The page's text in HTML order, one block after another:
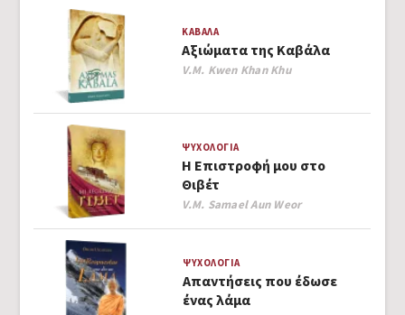
ΚΑΒΆΛΑ
Αξιώματα της Καβάλα
Author
V.M. Kwen Khan Khu
ΨΥΧΟΛΟΓΊΑ
Η Επιστροφή μου στο
Θιβέτ
Author
V.M. Samael Aun Weor
ΨΥΧΟΛΟΓΊΑ
Απαντήσεις που έδωσε
ένας λάμα